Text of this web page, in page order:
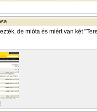
de mióta és miért van két